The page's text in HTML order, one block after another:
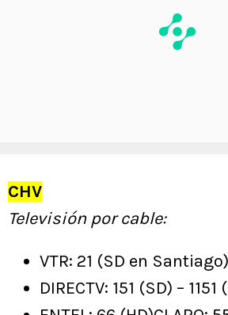
CHV
Televisión por cable:
VTR: 21 (SD en Santiago)
DIRECTV: 151 (SD) – 1151